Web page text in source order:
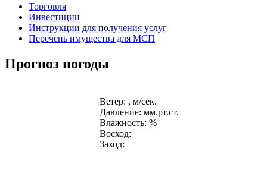
Торговля
Инвестиции
Инструкции для получения услуг
Перечень имущества для МСП
Прогноз погоды
Ветер: , м/сек.
Давление: мм.рт.ст.
Влажность: %
Восход:
Заход: